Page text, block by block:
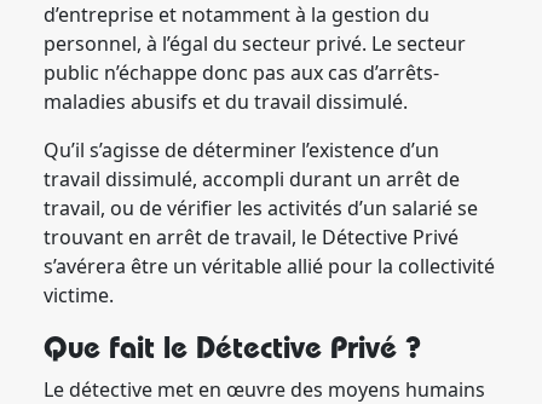
d’entreprise et notamment à la gestion du
personnel, à l’égal du secteur privé. Le secteur
public n’échappe donc pas aux cas d’arrêts-
maladies abusifs et du travail dissimulé.
Qu’il s’agisse de déterminer l’existence d’un
travail dissimulé, accompli durant un arrêt de
travail, ou de vérifier les activités d’un salarié se
trouvant en arrêt de travail, le Détective Privé
s’avérera être un véritable allié pour la collectivité
victime.
Que fait le Détective Privé ?
Le détective met en œuvre des moyens humains